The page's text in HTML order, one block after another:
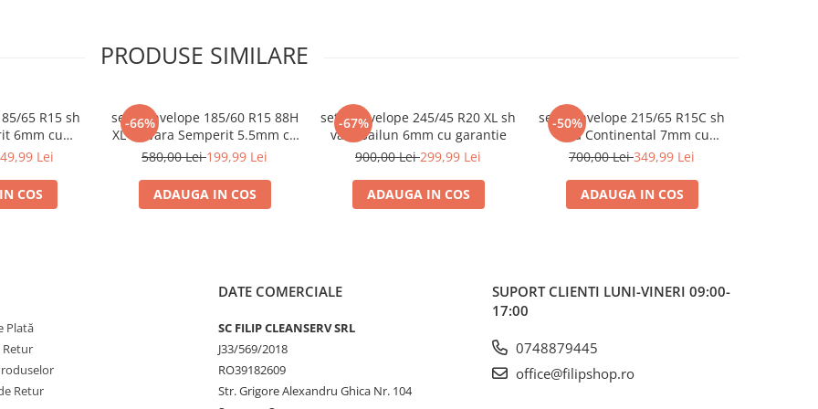
și se oferă doar pentru
sau retur pentru garanție,
Dacă se returnează un alt
la numărul de telefon
PRODUSE SIMILARE
65 R15 sh
6mm cu
Lei
COS
-66%
set 2 anvelope 185/60 R15 88H
XL sh vara Semperit 5.5mm cu
garantie
580,00 Lei199,99 Lei
ADAUGA IN COS
-67%
set 2 anvelope 245/45 R20 XL sh
vara Sailun 6mm cu garantie
900,00 Lei299,99 Lei
ADAUGA IN COS
-50%
set 2 anvelope 215/65 R15C sh
vara Continental 7mm cu
garantie
700,00 Lei349,99 Lei
ADAUGA IN COS
Plată
Retur
Retur
DATE COMERCIALE
SC FILIP CLEANSERV SRL
J33/569/2018
RO39182609
Str. Grigore Alexandru Ghica Nr. 104
SUPORT CLIENTI LUNI-VINERI 09:00-
17:00
0748879445
office@filipshop.ro